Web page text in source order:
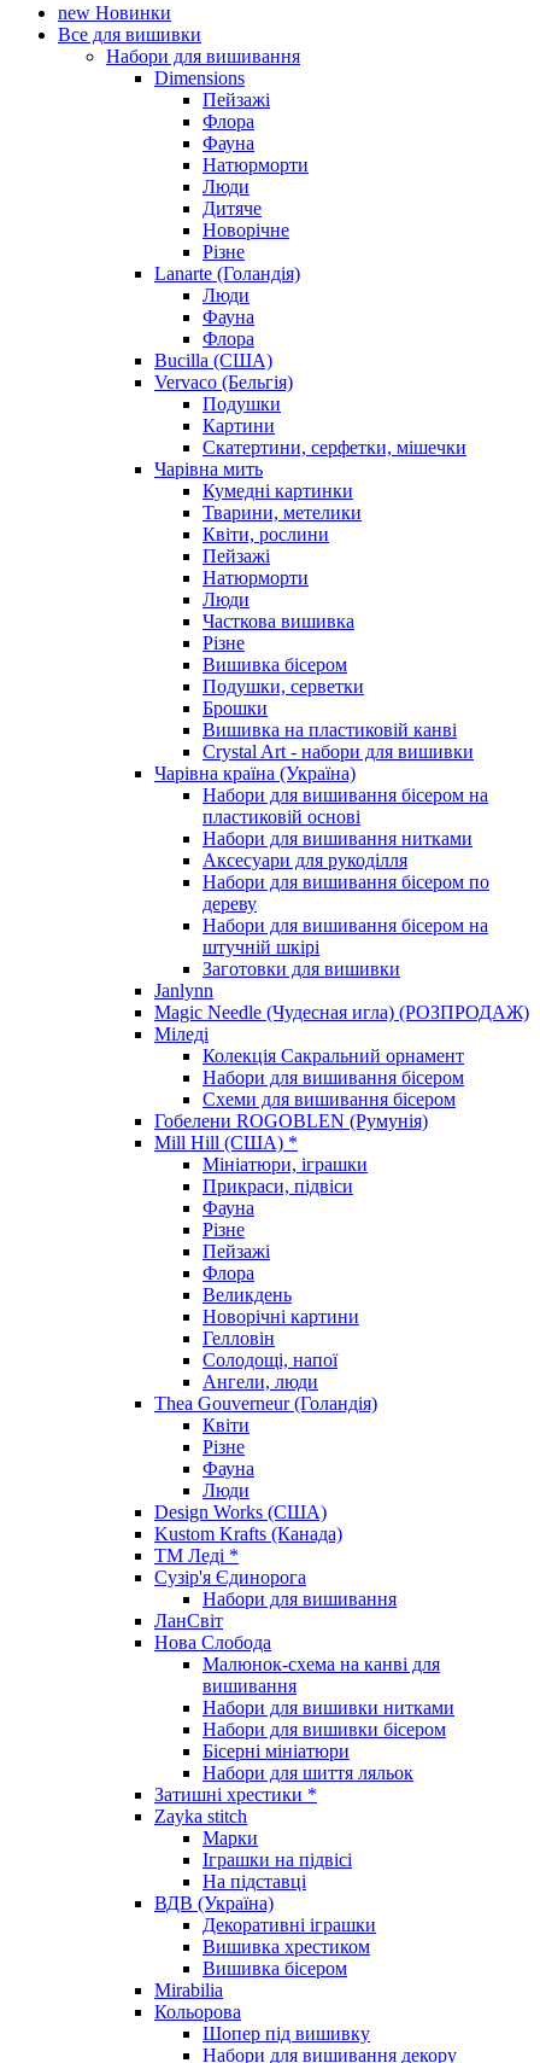
new Новинки
Все для вишивки
Набори для вишивання
Dimensions
Пейзажі
Флора
Фауна
Натюрморти
Люди
Дитяче
Новорічне
Різне
Lanarte (Голандія)
Люди
Фауна
Флора
Bucilla (США)
Vervaco (Бельгія)
Подушки
Картини
Скатертини, серфетки, мішечки
Чарiвна мить
Кумедні картинки
Тварини, метелики
Квіти, рослини
Пейзажі
Натюрморти
Люди
Часткова вишивка
Різне
Вишивка бісером
Подушки, серветки
Брошки
Вишивка на пластиковій канві
Crystal Art - набори для вишивки
Чарівна країна (Україна)
Набори для вишивання бісером на
пластиковій основі
Набори для вишивання нитками
Аксесуари для рукоділля
Набори для вишивання бісером по
дереву
Набори для вишивання бісером на
штучній шкірі
Заготовки для вишивки
Janlynn
Magic Needle (Чудесная игла) (РОЗПРОДАЖ)
Міледі
Колекція Сакральний орнамент
Набори для вишивання бісером
Схеми для вишивання бісером
Гобелени ROGOBLEN (Румунія)
Mill Hill (США) *
Мініатюри, іграшки
Прикраси, підвіси
Фауна
Різне
Пейзажі
Флора
Великдень
Новорічні картини
Гелловін
Солодощі, напої
Ангели, люди
Thea Gouverneur (Голандія)
Квіти
Різне
Фауна
Люди
Design Works (США)
Kustom Krafts (Канада)
ТМ Леді *
Сузір'я Єдинорога
Набори для вишивання
ЛанСвіт
Нова Слобода
Малюнок-схема на канві для
вишивання
Набори для вишивки нитками
Набори для вишивки бісером
Бісерні мініатюри
Набори для шиття ляльок
Затишні хрестики *
Zayka stitch
Марки
Іграшки на підвісі
На підставці
ВДВ (Україна)
Декоративні іграшки
Вишивка хрестиком
Вишивка бісером
Mirabilia
Кольорова
Шопер під вишивку
Набори для вишивання декору